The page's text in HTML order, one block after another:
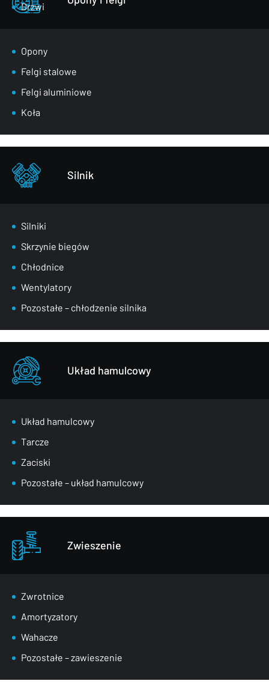
Drzwi
Lusterka
Maski
Nadkola
Pasy przednie
Zderzaki
Pozostałe – części karoserii
Opony
Felgi stalowe
Felgi aluminiowe
Koła
Silnik
Silniki
Skrzynie biegów
Chłodnice
Wentylatory
Pozostałe – chłodzenie silnika
Układ hamulcowy
Układ hamulcowy
Tarcze
Zaciski
Pozostałe – układ hamulcowy
Zwieszenie
Zwrotnice
Amortyzatory
Wahacze
Pozostałe – zawieszenie